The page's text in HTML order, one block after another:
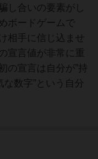
し合いの要素がし
ボードゲームで
相手に信じ込ませ
宣言値が非常に重
の宣言は自分が”持
な数字”という自分